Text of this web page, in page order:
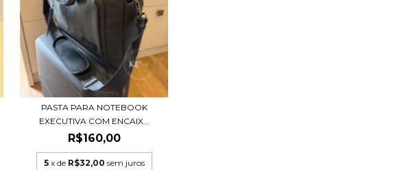
PASTA PARA NOTEBOOK
EXECUTIVA COM ENCAIX...
R$160,00
5 x de R$32,00 sem juros